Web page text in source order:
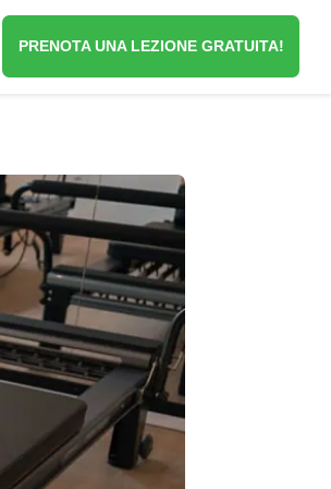
PRENOTA UNA LEZIONE GRATUITA!